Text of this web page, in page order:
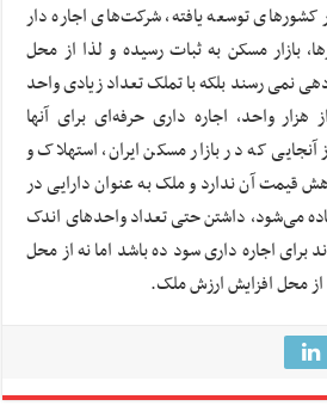
کشورهای توسعه یافته، شرکت‌های اجاره دار
بازار مسکن به ثبات رسیده و لذا از محل
نمی رسند بلکه با تملک تعداد زیادی واحد
هزار واحد، اجاره داری حرفه‌ای برای آنها
که در بازار مسکن ایران، استهلاک و
قیمت آن ندارد و ملک به عنوان دارایی در
می‌شود، داشتن حتی تعداد واحدهای اندک
می‌تواند برای اجاره داری سود ده باشد اما نه از محل
از محل افزایش ارزش ملک.